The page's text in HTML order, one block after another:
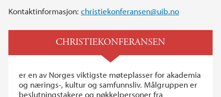
Kontaktinformasjon: christiekonferansen@uib.no
CHRISTIEKONFERANSEN
er en av Norges viktigste møteplasser for akademia
og nærings-, kultur og samfunnsliv. Målgruppen er
beslutningstakere og nøkkelpersoner fra